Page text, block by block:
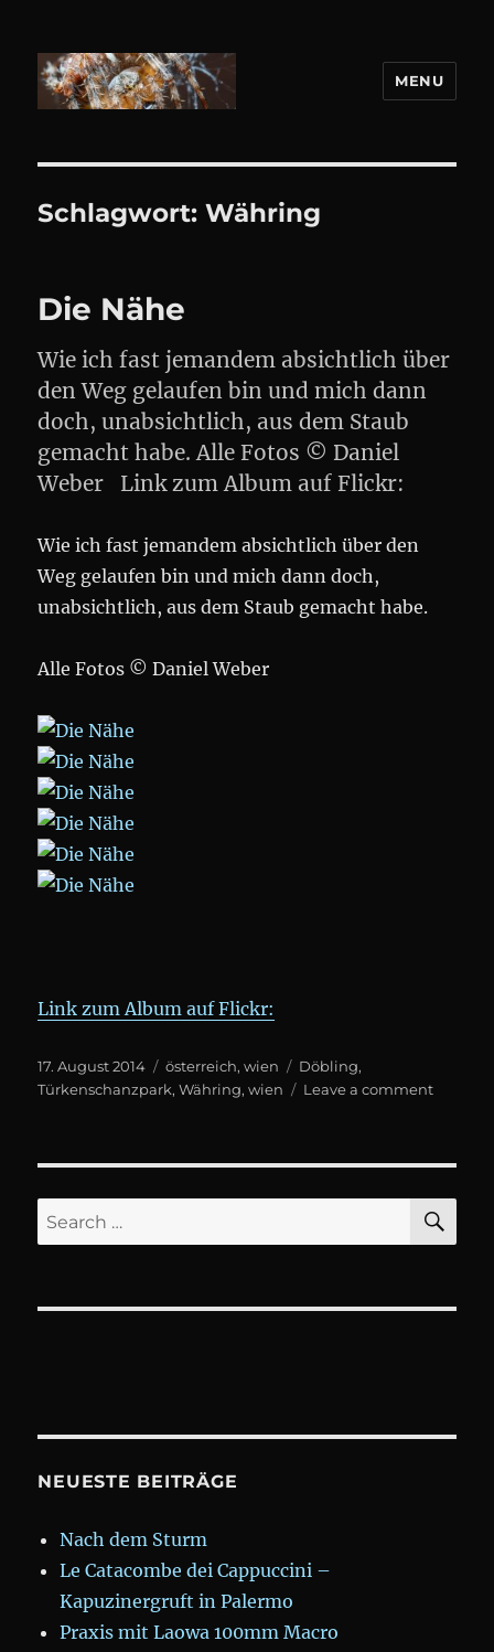
MENU
Schlagwort:Währing
Die Nähe
Wie ich fast jemandem absichtlich über
den Weg gelaufen bin und mich dann
doch, unabsichtlich, aus dem Staub
gemacht habe. Alle Fotos © Daniel
Weber Link zum Album auf Flickr:
Wie ich fast jemandem absichtlich über den
Weg gelaufen bin und mich dann doch,
unabsichtlich, aus dem Staub gemacht habe.
Alle Fotos © Daniel Weber
Link zum Album auf Flickr:
Posted
on
17. August 2014 Categories
österreich,wien Tags
Döbling,
Türkenschanzpark,Währing,wien Leave a commenton
Search
for:
NEUESTE BEITRÄGE
Nach dem Sturm
Le Catacombe dei Cappuccini –
Kapuzinergruft in Palermo
Praxis mit Laowa 100mm Macro